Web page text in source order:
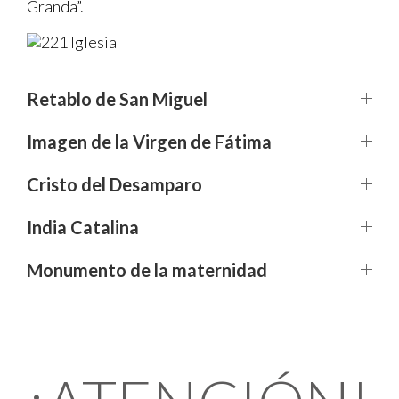
Granda”.
Retablo de San Miguel
Imagen de la Virgen de Fátima
Cristo del Desamparo
India Catalina
Monumento de la maternidad